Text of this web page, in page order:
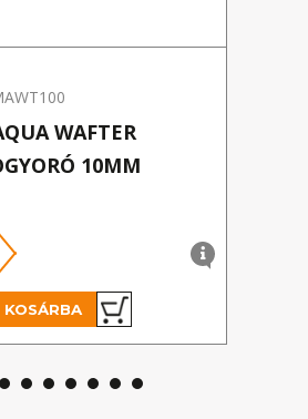
WAFTER
10MM
KOSÁRBA